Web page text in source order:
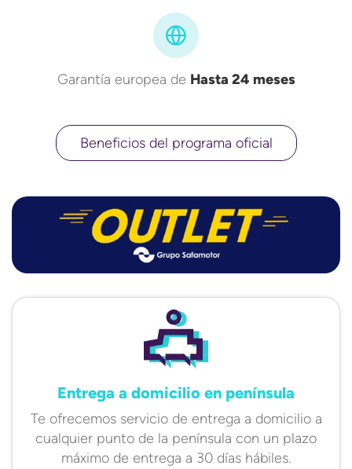
Garantía europea de Hasta 24 meses
Beneficios del programa oficial
Entrega a domicilio en península
Te ofrecemos servicio de entrega a domicilio a
cualquier punto de la península con un plazo
máximo de entrega a 30 días hábiles.